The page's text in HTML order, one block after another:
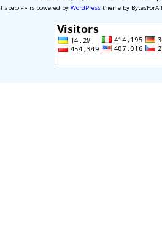
is powered by WordPresstheme by